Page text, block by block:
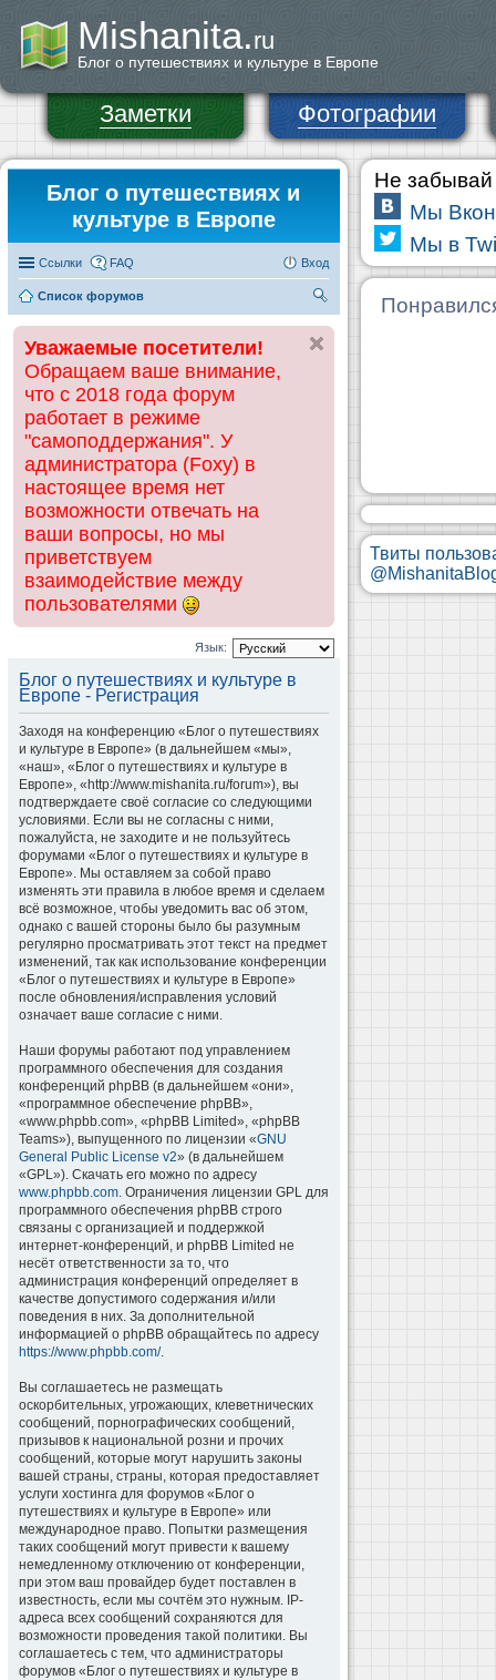
Mishanita.ru
Блог о путешествиях и культуре в Европе
Заметки Фотографии
Блог о путешествиях и
культуре в Европе
Ссылки FAQ Вход
Список форумов
ск
Уважаемые посетители!
Обращаем ваше внимание,
что с 2018 года форум
работает в режиме
"самоподдержания". У
администратора (Foxy) в
настоящее время нет
возможности отвечать на
ваши вопросы, но мы
приветствуем
взаимодействие между
пользователями
Язык:
Блог о путешествиях и культуре в
Европе - Регистрация
Заходя на конференцию «Блог о путешествиях
и культуре в Европе» (в дальнейшем «мы»,
«наш», «Блог о путешествиях и культуре в
Европе», «http://www.mishanita.ru/forum»), вы
подтверждаете своё согласие со следующими
условиями. Если вы не согласны с ними,
пожалуйста, не заходите и не пользуйтесь
форумами «Блог о путешествиях и культуре в
Европе». Мы оставляем за собой право
изменять эти правила в любое время и сделаем
всё возможное, чтобы уведомить вас об этом,
однако с вашей стороны было бы разумным
регулярно просматривать этот текст на предмет
изменений, так как использование конференции
«Блог о путешествиях и культуре в Европе»
после обновления/исправления условий
означает ваше согласие с ними.
Наши форумы работают под управлением
программного обеспечения для создания
конференций phpBB (в дальнейшем «они»,
«программное обеспечение phpBB»,
«www.phpbb.com», «phpBB Limited», «phpBB
Teams»), выпущенного по лицензии «GNU
General Public License v2» (в дальнейшем
«GPL»). Скачать его можно по адресу
www.phpbb.com. Ограничения лицензии GPL для
программного обеспечения phpBB строго
связаны с организацией и поддержкой
интернет-конференций, и phpBB Limited не
несёт ответственности за то, что
администрация конференций определяет в
качестве допустимого содержания и/или
поведения в них. За дополнительной
информацией о phpBB обращайтесь по адресу
https://www.phpbb.com/.
Вы соглашаетесь не размещать
оскорбительных, угрожающих, клеветнических
сообщений, порнографических сообщений,
призывов к национальной розни и прочих
сообщений, которые могут нарушить законы
вашей страны, страны, которая предоставляет
услуги хостинга для форумов «Блог о
путешествиях и культуре в Европе» или
международное право. Попытки размещения
таких сообщений могут привести к вашему
немедленному отключению от конференции,
при этом ваш провайдер будет поставлен в
известность, если мы сочтём это нужным. IP-
адреса всех сообщений сохраняются для
возможности проведения такой политики. Вы
соглашаетесь с тем, что администраторы
форумов «Блог о путешествиях и культуре в
Не забывай
Мы
Мы в
Твиты